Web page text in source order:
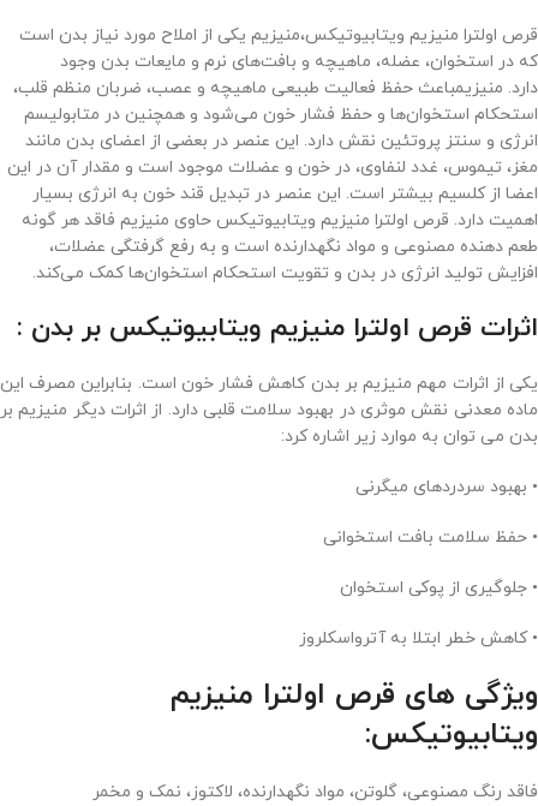
قرص اولترا منیزیم ویتابیوتیکس،منیزیم یکی از املاح مورد نیاز بدن است
که در استخوان، عضله، ماهیچه و بافت‌های نرم و مایعات بدن وجود
دارد. منیزیمباعث حفظ فعالیت طبیعی ماهیچه و عصب، ضربان منظم قلب،
استحکام استخوان‌ها و حفظ فشار خون می‌شود و همچنین در متابولیسم
انرژی و سنتز پروتئین نقش دارد. این عنصر در بعضی از اعضای بدن مانند
مغز، تیموس، غدد لنفاوی، در خون و عضلات موجود است و مقدار آن در این
اعضا از کلسیم بیشتر است. این عنصر در تبدیل قند خون به انرژی بسیار
اهمیت دارد. قرص اولترا منیزیم ویتابیوتیکس حاوی منیزیم فاقد هر گونه
طعم دهنده مصنوعی و مواد نگهدارنده است و به رفع گرفتگی عضلات،
افزایش تولید انرژی در بدن و تقویت استحکام استخوان‌ها کمک می‌کند.
اثرات قرص اولترا منیزیم ویتابیوتیکس بر بدن :
یکی از اثرات مهم منیزیم بر بدن کاهش فشار خون است. بنابراین مصرف این
ماده معدنی نقش موثری در بهبود سلامت قلبی دارد. از اثرات دیگر منیزیم بر
بدن می توان به موارد زیر اشاره کرد:
• بهبود سردردهای میگرنی
• حفظ سلامت بافت استخوانی
• جلوگیری از پوکی استخوان
• کاهش خطر ابتلا به آترواسکلروز
ویژگی های قرص اولترا منیزیم
ویتابیوتیکس:
فاقد رنگ مصنوعی، گلوتن، مواد نگهدارنده، لاکتوز، نمک و مخمر